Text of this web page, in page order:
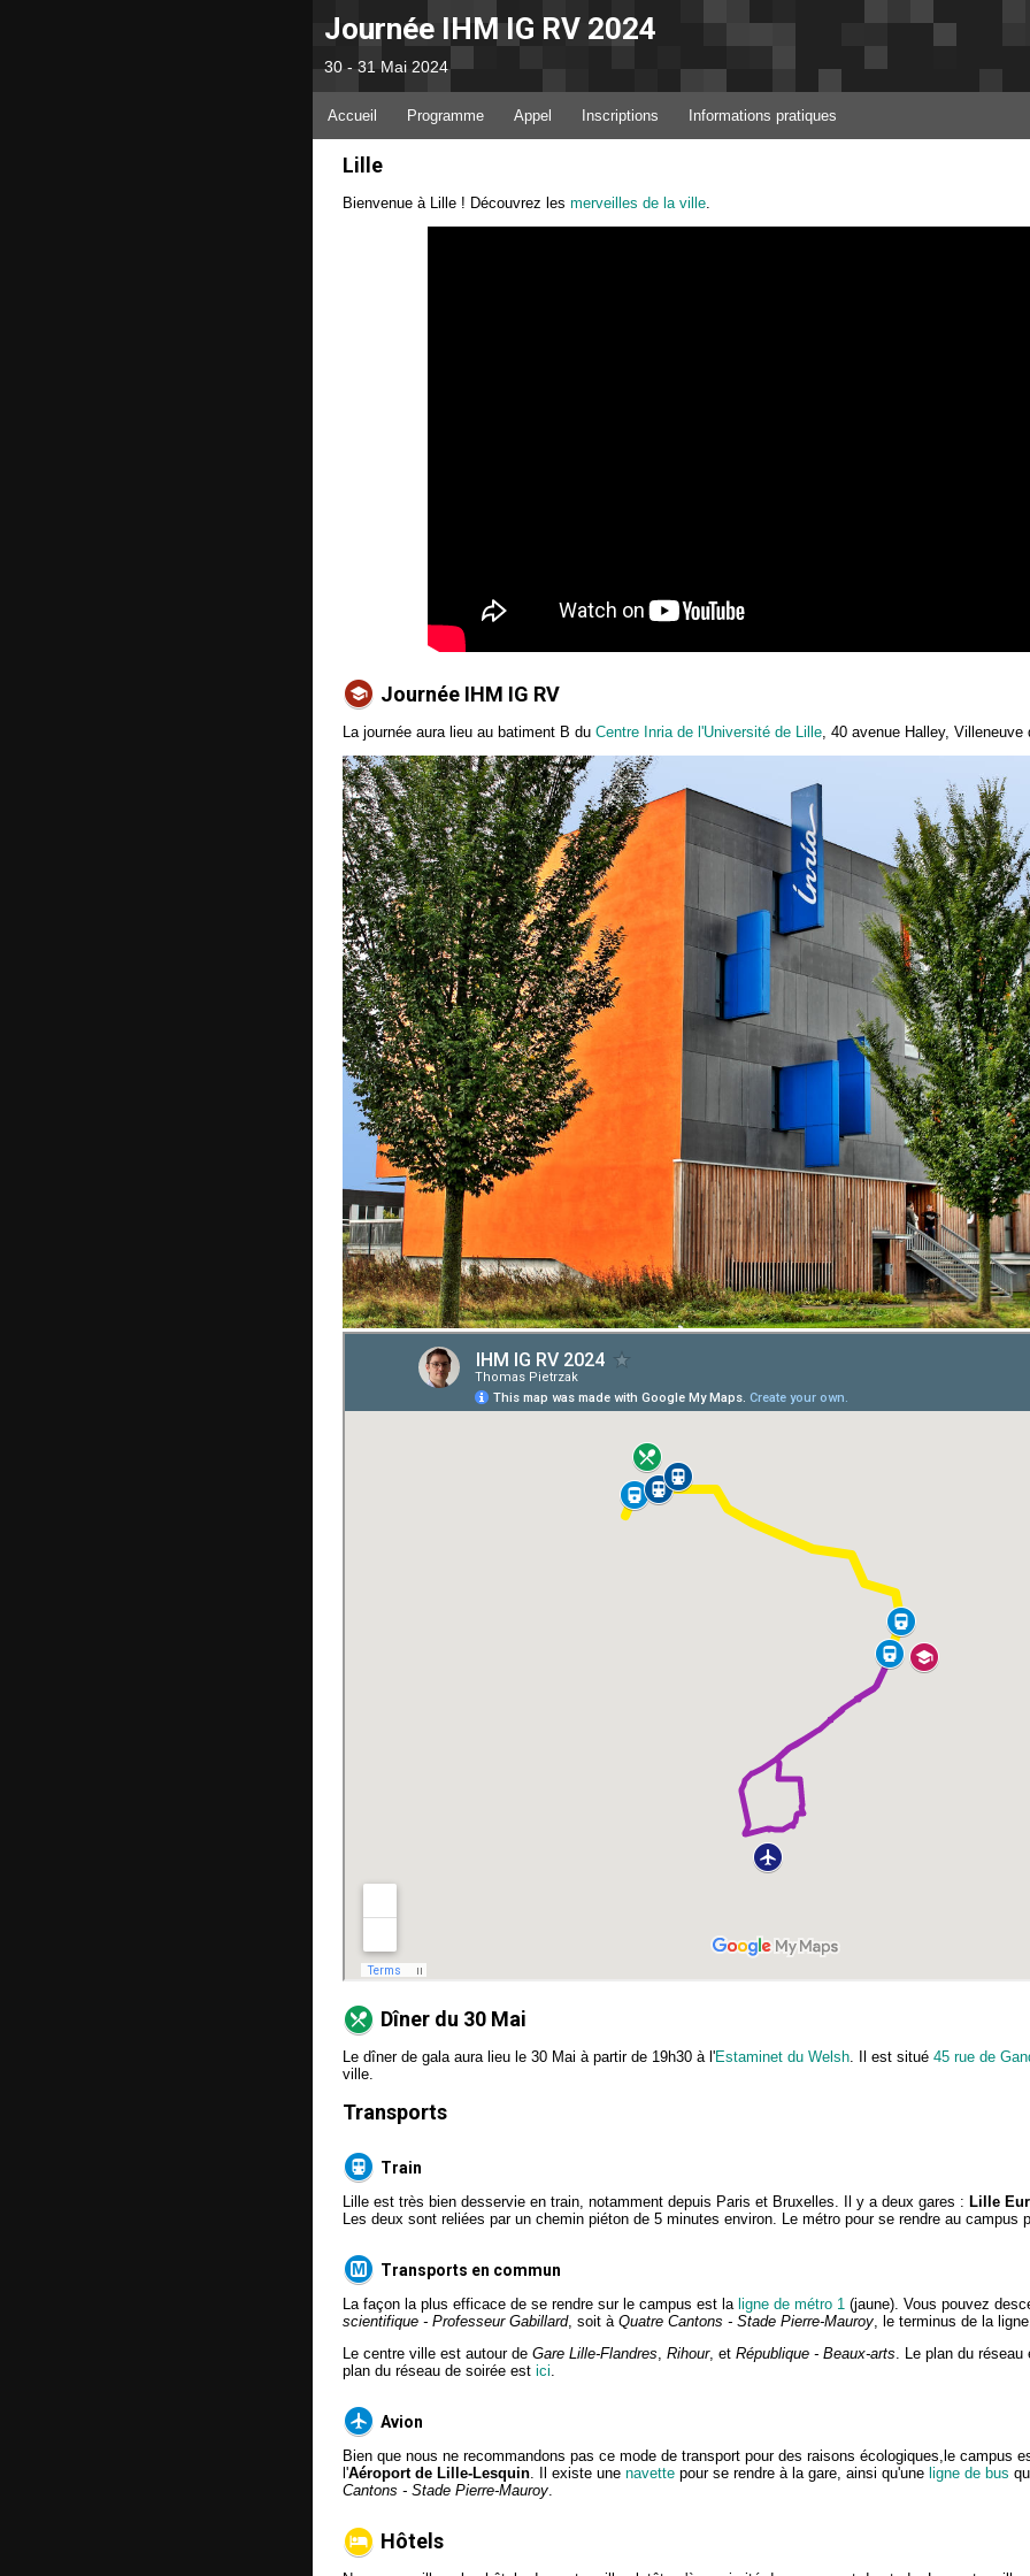
Journée IHM IG RV 2024
30 - 31 Mai 2024
Accueil Programme Appel Inscriptions Informations pratiques
Lille
Bienvenue à Lille ! Découvrez les merveilles de la ville
Journée IHM IG RV
La journée aura lieu au batiment B du Centre Inria de l'Université de Lille , 40 avenue Halley, Villeneuve
Dîner du 30 Mai
Le dîner de gala aura lieu le 30 Mai à partir de 19h30 à l'Estaminet du Welsh. Il est situé 45 rue de
ville.
Transports
Train
Lille est très bien desservie en train, notamment depuis Paris et Bruxelles. Il y a deux gares : Lille
Les deux sont reliées par un chemin piéton de 5 minutes environ. Le métro pour se rendre au campus
Transports en commun
La façon la plus efficace de se rendre sur le campus est la ligne de métro 1 (jaune). Vous pouvez
scientifique - Professeur Gabillard, soit à Quatre Cantons - Stade Pierre-Mauroy, le terminus de la
Le centre ville est autour de Gare Lille-Flandres, Rihour, et République - Beaux-arts. Le plan du
plan du réseau de soirée est ici.
Avion
Bien que nous ne recommandons pas ce mode de transport pour des raisons écologiques,le campus
l'Aéroport de Lille-Lesquin. Il existe une navette pour se rendre à la gare, ainsi qu'une ligne de bus
Cantons - Stade Pierre-Mauroy.
Hôtels